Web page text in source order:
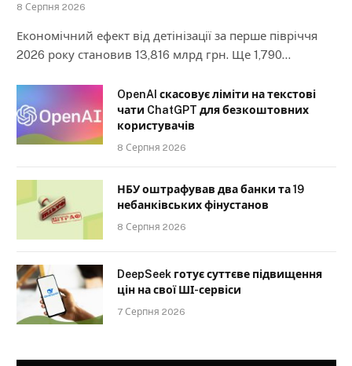
8 Серпня 2026
Економічний ефект від детінізації за перше півріччя
2026 року становив 13,816 млрд грн. Ще 1,790…
OpenAI скасовує ліміти на текстові
чати ChatGPT для безкоштовних
користувачів
8 Серпня 2026
НБУ оштрафував два банки та 19
небанківських фінустанов
8 Серпня 2026
DeepSeek готує суттєве підвищення
цін на свої ШІ-сервіси
7 Серпня 2026